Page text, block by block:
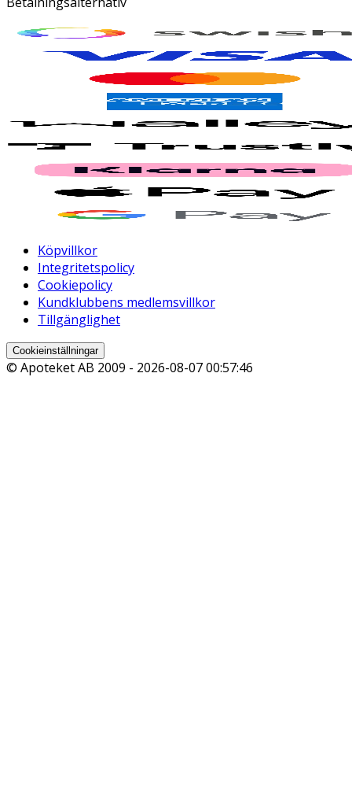
Köpvillkor
Integritetspolicy
Cookiepolicy
Kundklubbens medlemsvillkor
Tillgänglighet
Cookieinställningar
© Apoteket AB 2009 - 2026-08-07 00:57:46